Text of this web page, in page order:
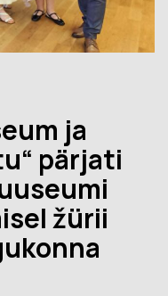
ja
pärjati
žürii